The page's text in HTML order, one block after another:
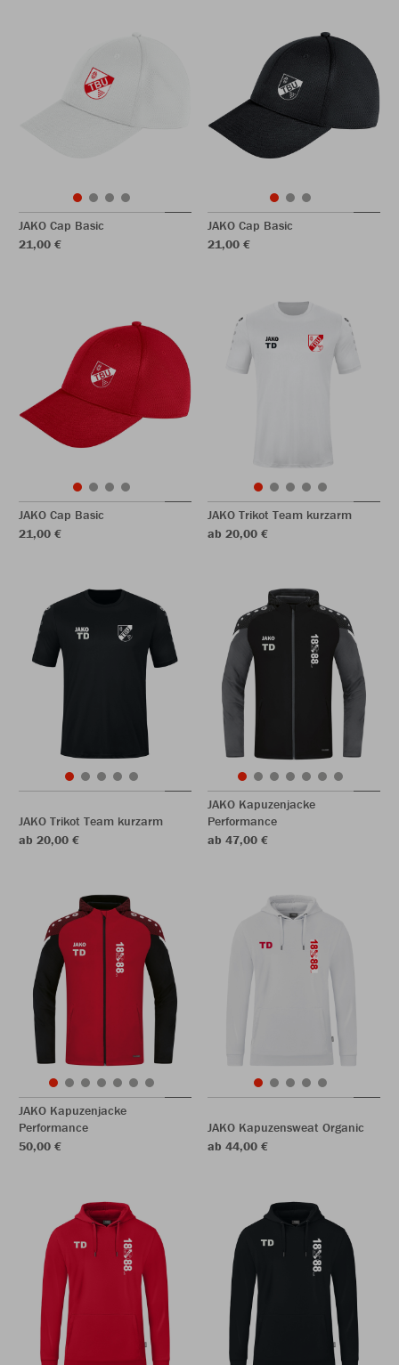
JAKO Cap Basic
21,00 €
JAKO Cap Basic
21,00 €
JAKO Cap Basic
21,00 €
JAKO Trikot Team kurzarm
ab 20,00 €
JAKO Trikot Team kurzarm
ab 20,00 €
JAKO Kapuzenjacke
Performance
ab 47,00 €
JAKO Kapuzenjacke
Performance
50,00 €
JAKO Kapuzensweat Organic
ab 44,00 €